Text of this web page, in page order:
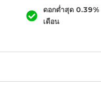
ดอกต่ำสุด 0.39%
เดือน